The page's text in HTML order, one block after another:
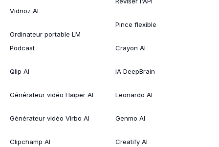
Vidnoz AI
Ordinateur portable LM
Podcast
Qlip AI
Générateur vidéo Haiper AI
Générateur vidéo Virbo AI
Clipchamp AI
Pince flexible
Crayon AI
IA DeepBrain
Leonardo AI
Genmo AI
Creatify AI